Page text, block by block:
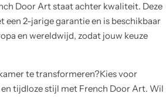
Door Art staat achter kwaliteit. Deze
een 2-jarige garantie en is beschikbaar
en wereldwijd, zodat jouw keuze
te transformeren?Kies voor
tijdloze stijl met French Door Art. Wil